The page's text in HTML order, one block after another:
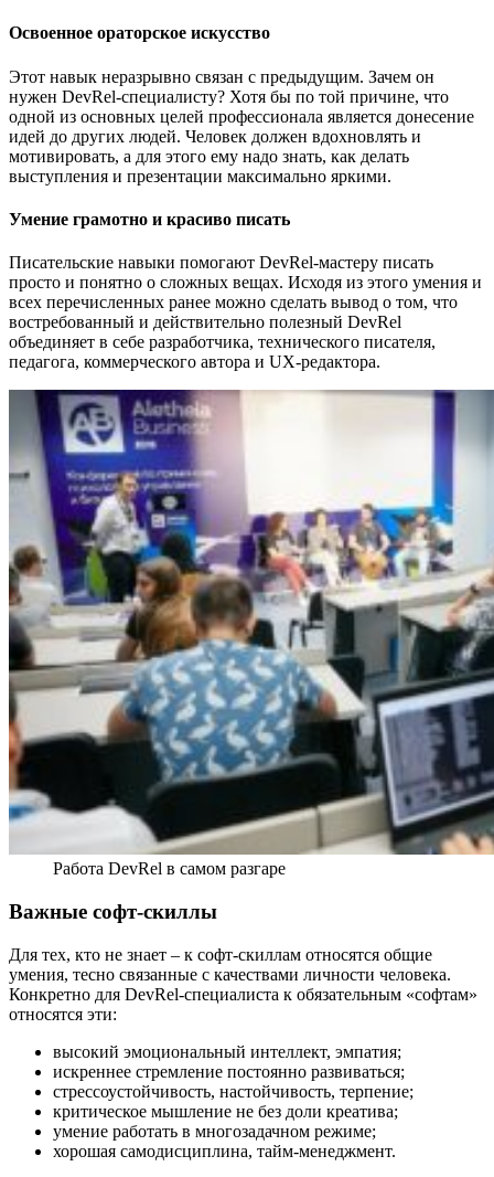
Освоенное ораторское искусство
Этот навык неразрывно связан с предыдущим. Зачем он
нужен DevRel-специалисту? Хотя бы по той причине, что
одной из основных целей профессионала является донесение
идей до других людей. Человек должен вдохновлять и
мотивировать, а для этого ему надо знать, как делать
выступления и презентации максимально яркими.
Умение грамотно и красиво писать
Писательские навыки помогают DevRel-мастеру писать
просто и понятно о сложных вещах. Исходя из этого умения и
всех перечисленных ранее можно сделать вывод о том, что
востребованный и действительно полезный DevRel
объединяет в себе разработчика, технического писателя,
педагога, коммерческого автора и UX-редактора.
Работа DevRel в самом разгаре
Важные софт-скиллы
Для тех, кто не знает – к софт-скиллам относятся общие
умения, тесно связанные с качествами личности человека.
Конкретно для DevRel-специалиста к обязательным «софтам»
относятся эти:
высокий эмоциональный интеллект, эмпатия;
искреннее стремление постоянно развиваться;
стрессоустойчивость, настойчивость, терпение;
критическое мышление не без доли креатива;
умение работать в многозадачном режиме;
хорошая самодисциплина, тайм-менеджмент.